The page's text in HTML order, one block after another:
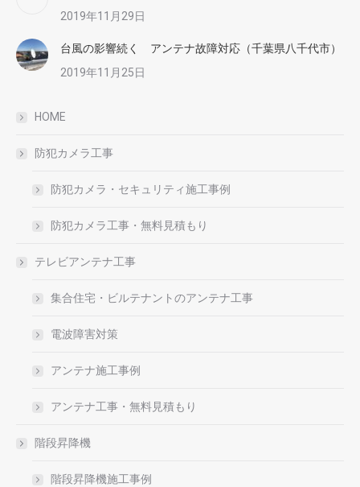
2019年11月29日
台風の影響続く アンテナ故障対応（千葉県八千代市）
2019年11月25日
HOME
防犯カメラ工事
防犯カメラ・セキュリティ施工事例
防犯カメラ工事・無料見積もり
テレビアンテナ工事
集合住宅・ビルテナントのアンテナ工事
電波障害対策
アンテナ施工事例
アンテナ工事・無料見積もり
階段昇降機
階段昇降機施工事例